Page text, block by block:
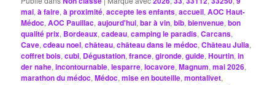
mai,à faire,à proximité,accepte les enfants,accueil,AOC Haut-
Médoc,AOC Pauillac,aujourd'hui,bar à vin,bib,bienvenue,bon
qualité prix, Bordeaux,cadeau,camping le paradis,Carcans,
Cave,cdeau noel,château,château dans le médoc,Château Julia,
coffret bois,cubi, Dégustation,france,gironde,guide,Hourtin,in
der nahe,incontournable,lesparre,locavore,Magnum,mai 2026,
marathon du médoc,Médoc,mise en bouteille,montalivet,